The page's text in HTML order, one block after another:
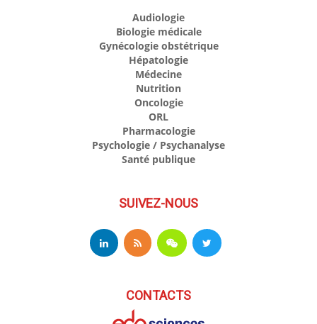
Audiologie
Biologie médicale
Gynécologie obstétrique
Hépatologie
Médecine
Nutrition
Oncologie
ORL
Pharmacologie
Psychologie / Psychanalyse
Santé publique
SUIVEZ-NOUS
CONTACTS